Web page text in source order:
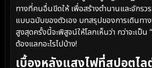
ทางที่คนอื่นขีดให้ เพื่อสร้างตำนานและจักรว
แบบฉบับของตัวเอง บทสรุปของการเดินทา
สูงสุดครั้งนี้จะพิสูจน์ให้โลกเห็นว่า กว่าจะเป็น
ต้องแลกอะไรไปบ้าง!
เบื้องหลังแสงไฟที่สปอตไล